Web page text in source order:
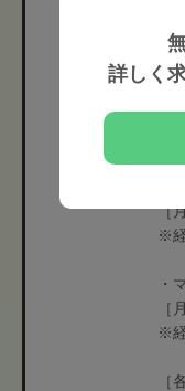
※
は
入
定
※
［
※
・
［
※
［
詳しく